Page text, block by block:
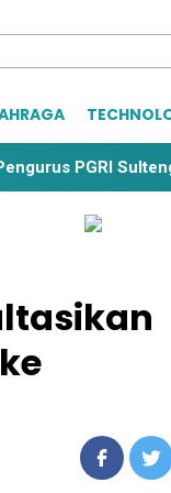
Sulteng